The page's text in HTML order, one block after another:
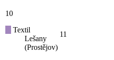
10
Textil
Lešany
(Prostějov)
11